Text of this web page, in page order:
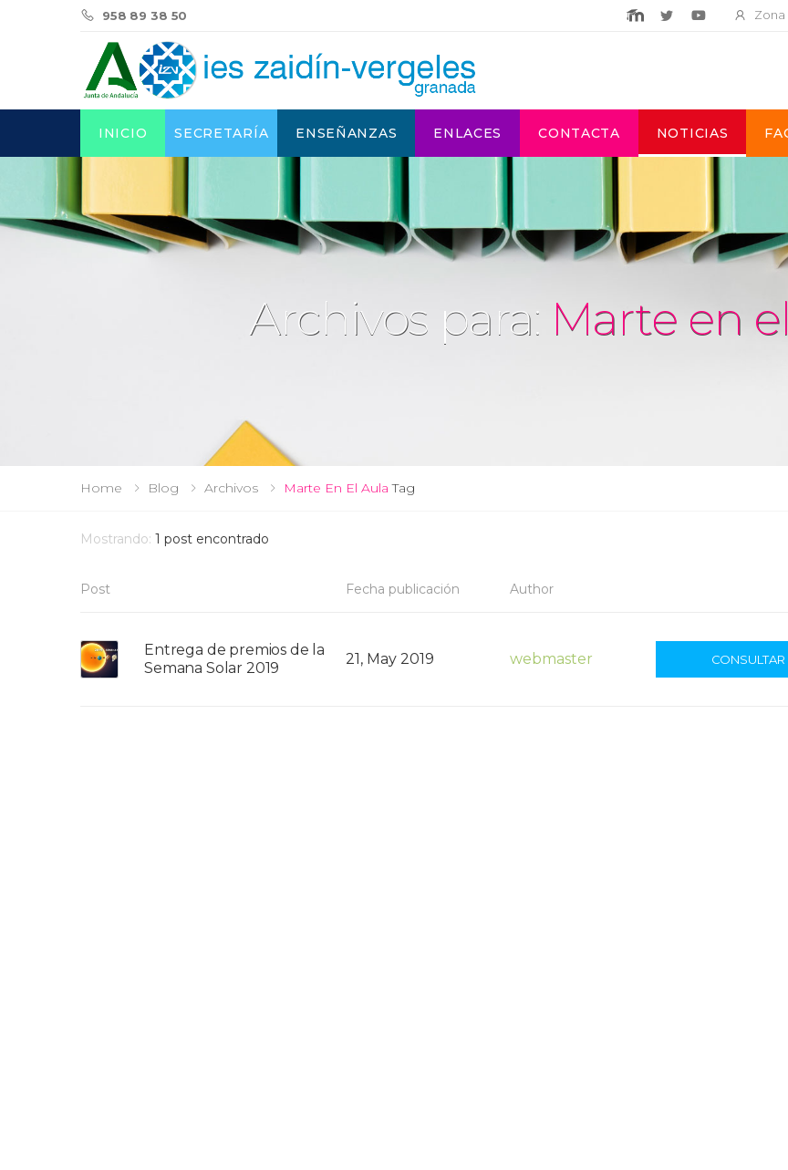
958 89 38 50 Zona
INICIO SECRETARÍA ENSEÑANZAS ENLACES CONTACTA NOTICIAS
Archivos para: Marte en
Home Blog Archivos Marte En El Aula Tag
Mostrando: 1 post encontrado
Post Fecha publicación Author
Entrega de premios de la
Semana Solar 2019
21, May 2019 webmaster CONSULTAR